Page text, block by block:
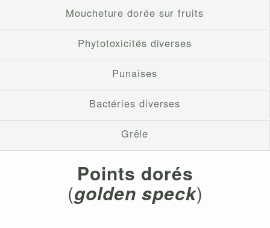
Moucheture dorée sur fruits
Phytotoxicités diverses
Punaises
Bactéries diverses
Grêle
Points dorés
(golden speck)